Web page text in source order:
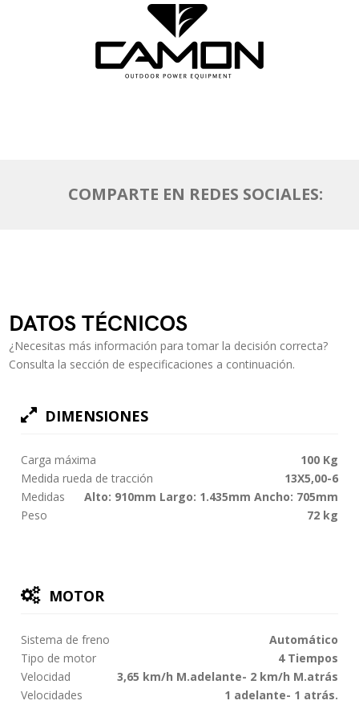
COMPARTE EN REDES SOCIALES:
DATOS TÉCNICOS
¿Necesitas más información para tomar la decisión correcta?
Consulta la sección de especificaciones a continuación.
DIMENSIONES
Carga máxima
100 Kg
Medida rueda de tracción
13X5,00-6
Medidas
Alto: 910mm Largo: 1.435mm Ancho: 705mm
Peso
72 kg
MOTOR
Sistema de freno
Automático
Tipo de motor
4 Tiempos
Velocidad
3,65 km/h M.adelante- 2 km/h M.atrás
Velocidades
1 adelante- 1 atrás.